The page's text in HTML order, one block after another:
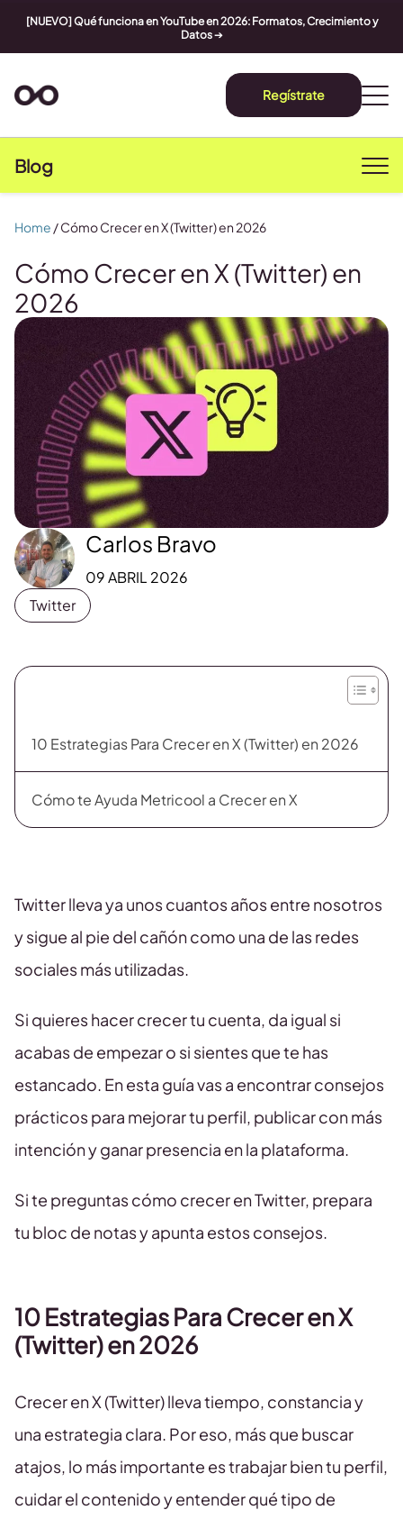
[NUEVO] Qué funciona en YouTube en 2026: Formatos, Crecimiento y
Datos➔
Regístrate
Blog
Cómo Crecer en X (Twitter) en
2026
Carlos Bravo
09 ABRIL 2026
Twitter
Home /Cómo Crecer en X (Twitter) en 2026
10 Estrategias Para Crecer en X (Twitter) en 2026
Cómo te Ayuda Metricool a Crecer en X
Twitter lleva ya unos cuantos años entre nosotros
y sigue al pie del cañón como una de las redes
sociales más utilizadas.
Si quieres hacer crecer tu cuenta, da igual si
acabas de empezar o si sientes que te has
estancado. En esta guía vas a encontrar consejos
prácticos para mejorar tu perfil, publicar con más
intención y ganar presencia en la plataforma.
Si te preguntas cómo crecer en Twitter, prepara
tu bloc de notas y apunta estos consejos.
10 Estrategias Para Crecer en X
(Twitter) en 2026
Crecer en X (Twitter) lleva tiempo, constancia y
una estrategia clara. Por eso, más que buscar
atajos, lo más importante es trabajar bien tu perfil,
cuidar el contenido y entender qué tipo de